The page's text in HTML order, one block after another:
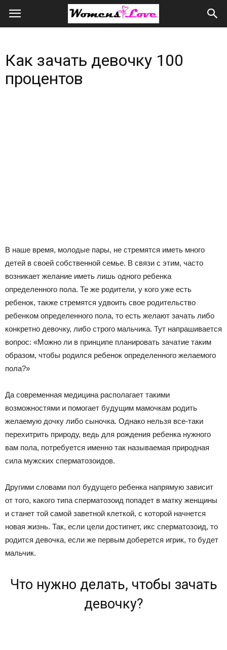
Женская
всем
сердцем
Как зачать девочку 100
процентов
В наше время, молодые пары, не стремятся иметь много
детей в своей собственной семье. В связи с этим, часто
возникает желание иметь лишь одного ребенка
определенного пола. Те же родители, у кого уже есть
ребенок, также стремятся удвоить свое родительство
ребенком определенного пола, то есть желают зачать либо
конкретно девочку, либо строго мальчика. Тут напрашивается
вопрос: «Можно ли в принципе планировать зачатие таким
образом, чтобы родился ребенок определенного желаемого
пола?»
Да современная медицина располагает такими
возможностями и помогает будущим мамочкам родить
желаемую дочку либо сыночка. Однако нельзя все-таки
перехитрить природу, ведь для рождения ребенка нужного
вам пола, потребуется именно так называемая природная
сила мужских сперматозоидов.
Другими словами пол будущего ребенка напрямую зависит
от того, какого типа сперматозоид попадет в матку женщины
и станет той самой заветной клеткой, с которой начнется
новая жизнь. Так, если цели достигнет, икс сперматозоид, то
родится девочка, если же первым доберется игрик, то будет
мальчик.
Что нужно делать, чтобы зачать
девочку?